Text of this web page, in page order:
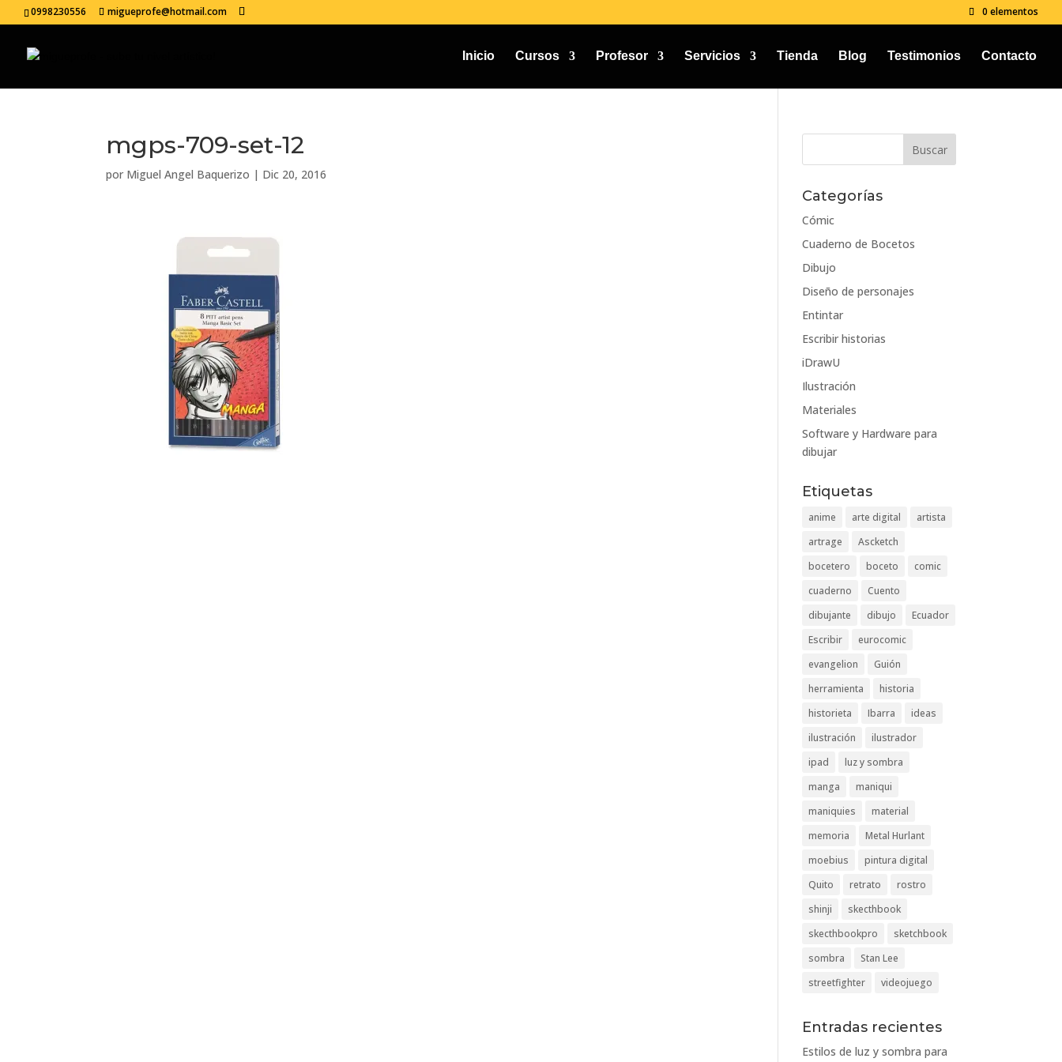
0998230556 migueprofe@hotmail.com 0 elementos
Inicio Cursos Profesor Servicios Tienda Blog Testimonios Contacto
mgps-709-set-12
por Miguel Angel Baquerizo | Dic 20, 2016
Categorías
Cómic
Cuaderno de Bocetos
Dibujo
Diseño de personajes
Entintar
Escribir historias
iDrawU
Ilustración
Materiales
Software y Hardware para
dibujar
Etiquetas
anime arte digital
artista
artrage
Ascketch
bocetero
boceto
comic
cuaderno
Cuento
dibujante
dibujo
Ecuador
Escribir
eurocomic
evangelion
Guión
herramienta
historia
historieta
Ibarra
ideas
ilustración
ilustrador
ipad
luz y sombra
manga
maniqui
maniquies
material
memoria
Metal Hurlant
moebius
pintura digital
Quito
retrato
rostro
shinji
skecthbook
skecthbookpro
sketchbook
sombra
Stan Lee
streetfighter
videojuego
Entradas recientes
Estilos de luz y sombra para